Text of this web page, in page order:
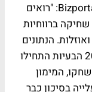
אייל ינאי, מנכ"ל משותף ב-BDI, אמר ל-Bizportal: "רואים
ברווחיות
הנתונים
עדיין לא משקפים את מה שיקרה ב-2015 הבעיות התחילו
המרווחים נשחקו, המימון
בסיכון כבר